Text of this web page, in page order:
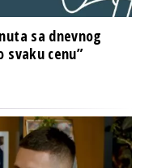
sa dnevnog
svaku cenu”